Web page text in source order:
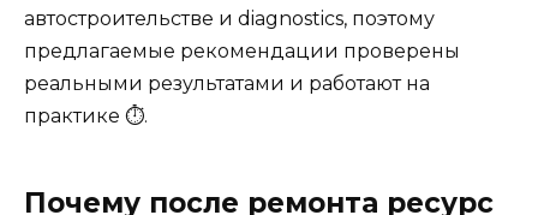
автостроительстве и diagnostics, поэтому
предлагаемые рекомендации проверены
реальными результатами и работают на
практике ⏱️.
Почему после ремонта ресурс